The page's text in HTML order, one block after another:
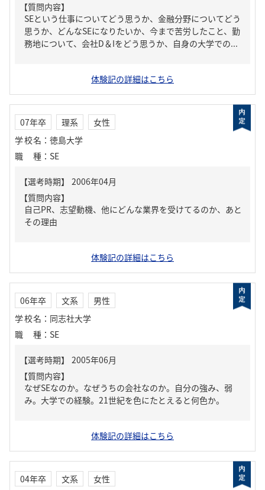
【質問内容】
SEという仕事についてどう思うか、金融分野についてどう
思うか、どんなSEになりたいか、今まで苦労したこと、勤
務地について、会社D＆Iをどう思うか、自身の大学での...
体験記の詳細はこちら
07年卒 理系
女性
学校名 ： 徳島大学
職種 ： SE
【質問内容】
自己PR、志望動機、他にどんな業界を受けてるのか、あと
その理由
体験記の詳細はこちら
06年卒 文系
男性
学校名 ： 同志社大学
職種 ： SE
【質問内容】
なぜSEなのか。なぜうちの会社なのか。自分の強み、弱
み。大学での経験。21世紀を色にたとえると何色か。
体験記の詳細はこちら
04年卒 文系
女性